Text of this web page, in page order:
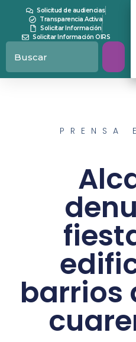
Solicitud de audiencias
Transparencia Activa
Solicitar Información
Solicitar Información OIRS
PRENSA
barrios